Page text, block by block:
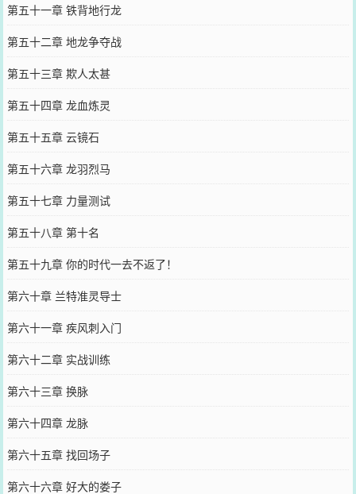
第五十一章 铁背地行龙
第五十二章 地龙争夺战
第五十三章 欺人太甚
第五十四章 龙血炼灵
第五十五章 云镜石
第五十六章 龙羽烈马
第五十七章 力量测试
第五十八章 第十名
第五十九章 你的时代一去不返了！
第六十章 兰特准灵导士
第六十一章 疾风刺入门
第六十二章 实战训练
第六十三章 换脉
第六十四章 龙脉
第六十五章 找回场子
第六十六章 好大的娄子